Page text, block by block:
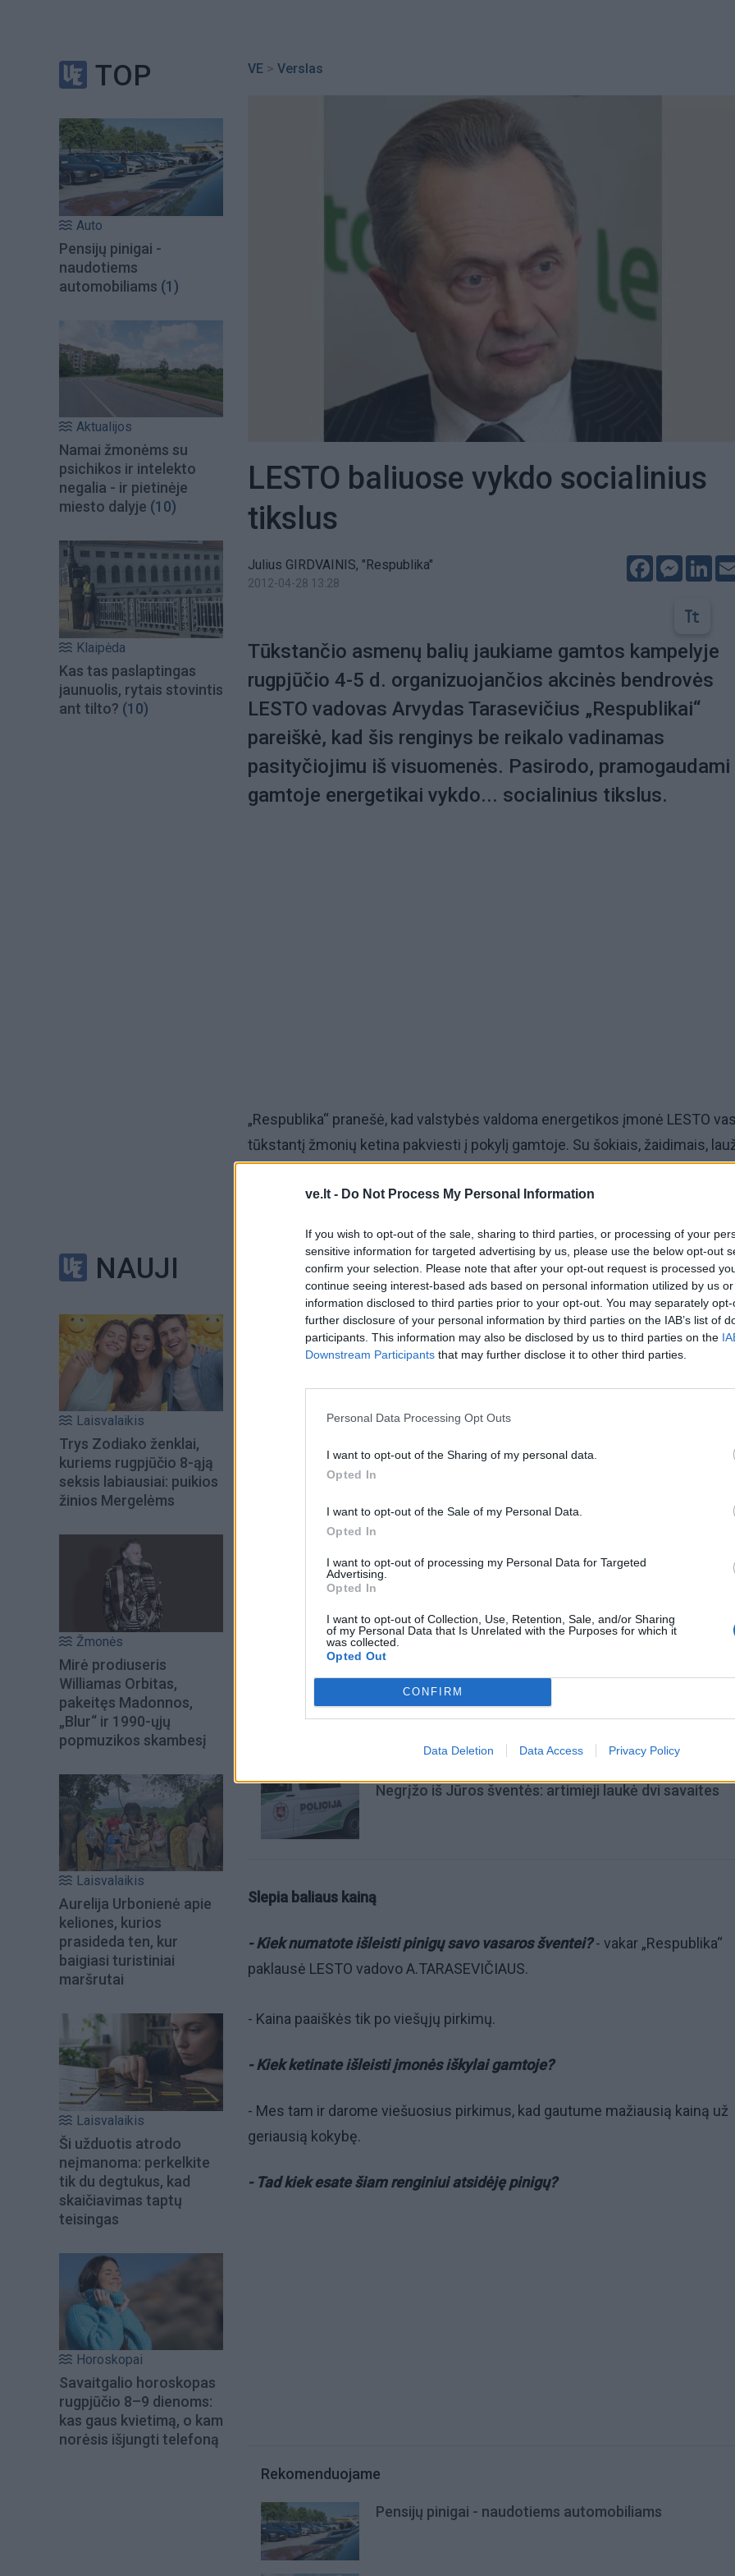
ve.lt - Do Not Process My Personal Information
If you wish to opt-out of the sale, sharing to third parties, or processing of your
sensitive information for targeted advertising by us, please use the below opt-out
confirm your selection. Please note that after your opt-out request is processed
continue seeing interest-based ads based on personal information utilized by us
information disclosed to third parties prior to your opt-out. You may separately
further disclosure of your personal information by third parties on the IAB’s list of
participants. This information may also be disclosed by us to third parties on the
Downstream Participants that may further disclose it to other third parties.
Personal Data Processing Opt Outs
I want to opt-out of the Sharing of my personal data.
Opted In
I want to opt-out of the Sale of my Personal Data.
Opted In
I want to opt-out of processing my Personal Data for Targeted
Advertising.
Opted In
I want to opt-out of Collection, Use, Retention, Sale, and/or Sharing
of my Personal Data that Is Unrelated with the Purposes for which it
was collected.
Opted Out
CONFIRM
Data Deletion Data Access Privacy Policy
TOP
Auto
Pensijų pinigai -
naudotiems
automobiliams (1)
Aktualijos
Namai žmonėms su
psichikos ir intelekto
negalia - ir pietinėje
miesto dalyje (10)
Klaipėda
Kas tas paslaptingas
jaunuolis, rytais stovintis
ant tilto? (10)
NAUJI
Laisvalaikis
Trys Zodiako ženklai,
kuriems rugpjūčio 8-ąją
seksis labiausiai: puikios
žinios Mergelėms
Žmonės
Mirė prodiuseris
Williamas Orbitas,
pakeitęs Madonnos,
„Blur“ ir 1990-ųjų
popmuzikos skambesį
Laisvalaikis
Aurelija Urbonienė apie
keliones, kurios
prasideda ten, kur
baigiasi turistiniai
maršrutai
Laisvalaikis
Ši užduotis atrodo
neįmanoma: perkelkite
tik du degtukus, kad
skaičiavimas taptų
teisingas
Horoskopai
Savaitgalio horoskopas
rugpjūčio 8–9 dienoms:
kas gaus kvietimą, o kam
norėsis išjungti telefoną
VE > Verslas
LESTO baliuose vykdo socialinius
tikslus
Julius GIRDVAINIS, "Respublika"
2012-04-28 13:28
Facebook
Tūkstančio asmenų balių jaukiame gamtos kampelyje
rugpjūčio 4-5 d. organizuojančios akcinės bendrovės
LESTO vadovas Arvydas Tarasevičius „Respublikai“
pareiškė, kad šis renginys be reikalo vadinamas
pasityčiojimu iš visuomenės. Pasirodo, pramogaudami
gamtoje energetikai vykdo... socialinius tikslus.
„Respublika“ pranešė, kad valstybės valdoma energetikos įmonė LESTO
tūkstantį žmonių ketina pakviesti į pokylį gamtoje. Su šokiais, žaidimais,
kampelio prie vandens, muzikos žvaigždžių, linksmintojų, ruošiami prizai ir
dovanos.
Tačiau LESTO generalinis direktorius A.Tarasevičius šį baliuką vadina
socialinės veiklos plano dalimi ir tvirtina, kad susirinkę švęsti energetikai
tikrai dalysis profesine patirtimi. Galbūt tai išties padės ir A.Tarasevičius
skųsis prastėjančia įmonės padėtimi, mažėjančiu elektros vartotojų
Šiuo metu skaitomiausi
Pelių ir žiurkių baubas: kas graužikus gąsdina labiau nei
Negrįžo iš Jūros šventės: artimieji laukė dvi savaites
Slepia baliaus kainą
- Kiek numatote išleisti pinigų savo vasaros šventei?- vakar „Respublika“
paklausė LESTO vadovo A.TARASEVIČIAUS.
- Kaina paaiškės tik po viešųjų pirkimų.
- Kiek ketinate išleisti įmonės iškylai gamtoje?
- Mes tam ir darome viešuosius pirkimus, kad gautume mažiausią kainą už
geriausią kokybę.
- Tad kiek esate šiam renginiui atsidėję pinigų?
Rekomenduojame
Pensijų pinigai - naudotiems automobiliams